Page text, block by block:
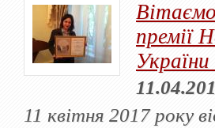
премії
11 квітня 2017 року